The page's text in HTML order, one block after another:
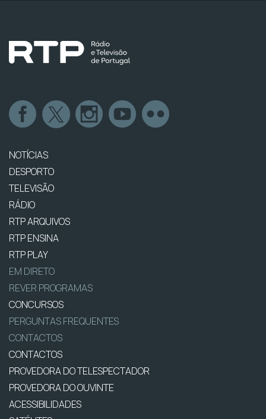
NOTÍCIAS
DESPORTO
TELEVISÃO
RÁDIO
RTP ARQUIVOS
RTP ENSINA
RTP PLAY
EM DIRETO
REVER PROGRAMAS
CONCURSOS
PERGUNTAS FREQUENTES
CONTACTOS
CONTACTOS
PROVEDORA DO TELESPECTADOR
PROVEDORA DO OUVINTE
ACESSIBILIDADES